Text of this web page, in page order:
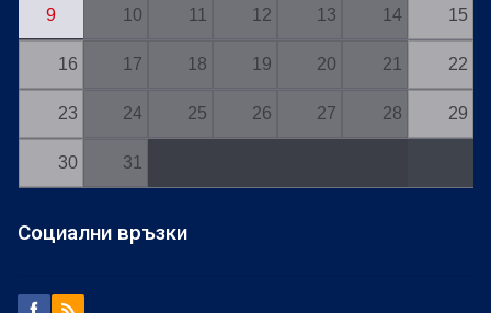
9 10 11 12 13 14 15
16 17 18 19 20 21 22
23 24 25 26 27 28 29
30 31
Социални връзки